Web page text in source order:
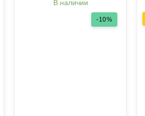
В наличии
-10%